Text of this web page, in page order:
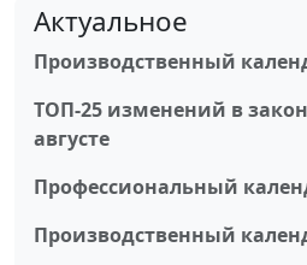
Актуальное
Производственный
ТОП-25 изменений в
августе
Профессиональный
Производственный